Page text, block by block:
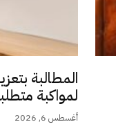
المطالبة
لمواكبة
أغسطس 6, 2026